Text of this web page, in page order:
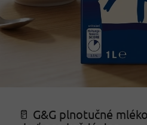
🥛 G&G plnotučné